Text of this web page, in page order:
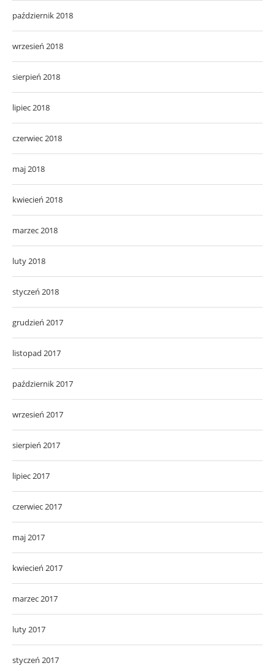
październik 2018
wrzesień 2018
sierpień 2018
lipiec 2018
czerwiec 2018
maj 2018
kwiecień 2018
marzec 2018
luty 2018
styczeń 2018
grudzień 2017
listopad 2017
październik 2017
wrzesień 2017
sierpień 2017
lipiec 2017
czerwiec 2017
maj 2017
kwiecień 2017
marzec 2017
luty 2017
styczeń 2017